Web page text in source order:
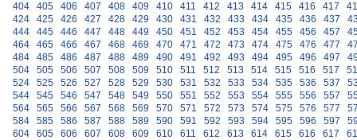
404
405 406 407 408 409 410 411 412 413 414 415 416 417
424
425 426 427 428 429 430 431 432 433 434 435 436 437
444
445 446 447 448 449 450 451 452 453 454 455 456 457
464
465 466 467 468 469 470 471 472 473 474 475 476 477
484
485 486 487 488 489 490 491 492 493 494 495 496 497
504
505 506 507 508 509 510 511 512 513 514 515 516 517
524
525 526 527 528 529 530 531 532 533 534 535 536 537
544
545 546 547 548 549 550 551 552 553 554 555 556 557
564
565 566 567 568 569 570 571 572 573 574 575 576 577
584
585 586 587 588 589 590 591 592 593 594 595 596 597
604
605 606 607 608 609 610 611 612 613 614 615 616 617